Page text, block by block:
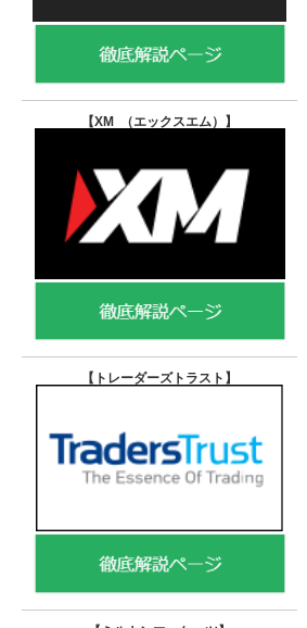
【XM （エックスエム） 】
【トレーダーズトラスト 】